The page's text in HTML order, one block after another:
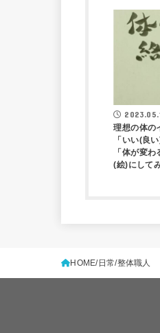
理想の体の
「いい(良
「体が変
(絵)にして
HOME 日常 整体職人